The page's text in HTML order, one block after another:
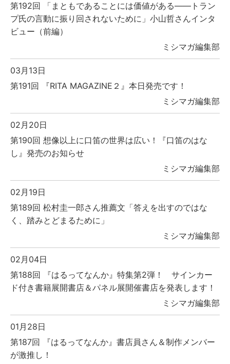
第192回 「まともであることには価値がある――トラン
プ氏の言動に振り回されないために」小山哲さんインタ
ビュー（前編）
ミシマガ編集部
03月13日
第191回 『RITA MAGAZINE２』本日発売です！
ミシマガ編集部
02月20日
第190回 想像以上に口笛の世界は広い！『口笛のはな
し』発売のお知らせ
ミシマガ編集部
02月19日
第189回 松村圭一郎さん推薦文「答えを出すのではな
く、踏みとどまるために」
ミシマガ編集部
02月04日
第188回 『はるってなんか』特集第2弾！ サインカー
ド付き書籍展開書店＆パネル展開催書店を発表します！
ミシマガ編集部
01月28日
第187回 『はるってなんか』書店員さん＆制作メンバー
が激推し！